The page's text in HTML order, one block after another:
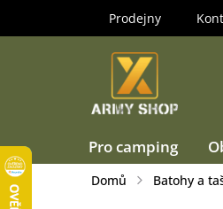
Prodejny
Pro camping
Domů Batohy a